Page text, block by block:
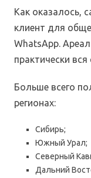
Как оказалось,
клиент для
WhatsApp.
практически вся
Больше всего
регионах:
Сибирь;
Южный Урал;
Северный
Дальний